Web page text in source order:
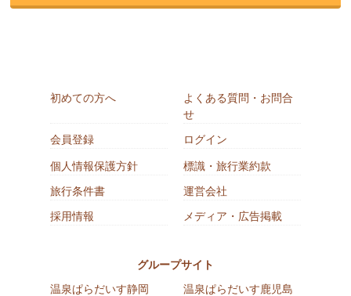
初めての方へ
よくある質問・お問合
せ
会員登録
ログイン
個人情報保護方針
標識・旅行業約款
旅行条件書
運営会社
採用情報
メディア・広告掲載
グループサイト
温泉ぱらだいす静岡
温泉ぱらだいす鹿児島